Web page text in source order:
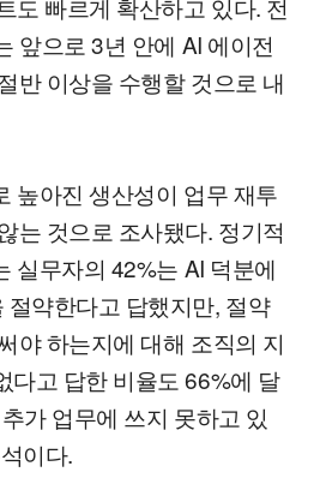
도 빠르게 확산하고 있다. 전
앞으로 3년 안에 AI 에이전
반 이상을 수행할 것으로 내
높아진 생산성이 업무 재투
는 것으로 조사됐다. 정기적
실무자의 42%는 AI 덕분에
절약한다고 답했지만, 절약
야 하는지에 대해 조직의 지
다고 답한 비율도 66%에 달
가 업무에 쓰지 못하고 있
이다.